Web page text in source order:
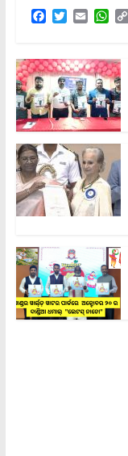
F
e
b
o
o
k
T
t
t
e
r
E
i
l
W
t
s
A
p
p